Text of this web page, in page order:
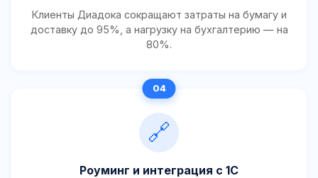
Клиенты Диадока сокращают затраты на бумагу и
доставку до 95%, а нагрузку на бухгалтерию — на
80%.
🔗
Роуминг и интеграция с 1С